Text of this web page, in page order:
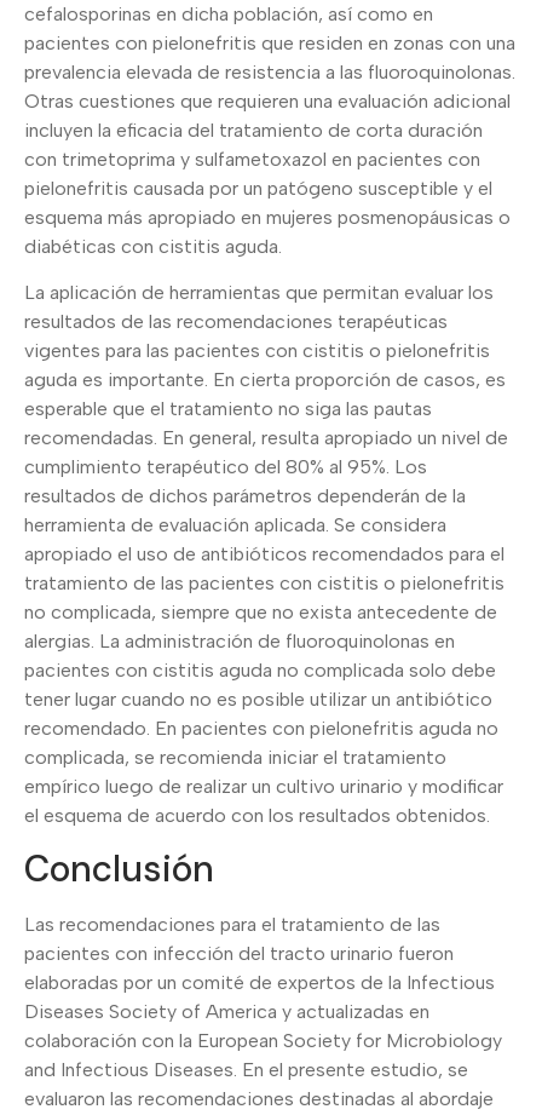
cefalosporinas en dicha población, así como en
pacientes con pielonefritis que residen en zonas con una
prevalencia elevada de resistencia a las fluoroquinolonas.
Otras cuestiones que requieren una evaluación adicional
incluyen la eficacia del tratamiento de corta duración
con trimetoprima y sulfametoxazol en pacientes con
pielonefritis causada por un patógeno susceptible y el
esquema más apropiado en mujeres posmenopáusicas o
diabéticas con cistitis aguda.
La aplicación de herramientas que permitan evaluar los
resultados de las recomendaciones terapéuticas
vigentes para las pacientes con cistitis o pielonefritis
aguda es importante. En cierta proporción de casos, es
esperable que el tratamiento no siga las pautas
recomendadas. En general, resulta apropiado un nivel de
cumplimiento terapéutico del 80% al 95%. Los
resultados de dichos parámetros dependerán de la
herramienta de evaluación aplicada. Se considera
apropiado el uso de antibióticos recomendados para el
tratamiento de las pacientes con cistitis o pielonefritis
no complicada, siempre que no exista antecedente de
alergias. La administración de fluoroquinolonas en
pacientes con cistitis aguda no complicada solo debe
tener lugar cuando no es posible utilizar un antibiótico
recomendado. En pacientes con pielonefritis aguda no
complicada, se recomienda iniciar el tratamiento
empírico luego de realizar un cultivo urinario y modificar
el esquema de acuerdo con los resultados obtenidos.
Conclusión
Las recomendaciones para el tratamiento de las
pacientes con infección del tracto urinario fueron
elaboradas por un comité de expertos de la Infectious
Diseases Society of America y actualizadas en
colaboración con la European Society for Microbiology
and Infectious Diseases. En el presente estudio, se
evaluaron las recomendaciones destinadas al abordaje